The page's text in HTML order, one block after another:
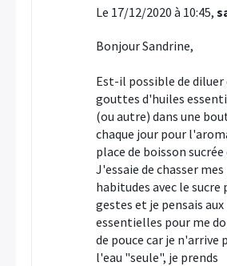
Le 17/12/2020 à 10:45,
Bonjour Sandrine,
Est-il possible de diluer
gouttes d'huiles
(ou autre) dans une
chaque jour pour
place de boisson
J'essaie de chasser
habitudes avec le sucre
gestes et je pensais aux
essentielles pour me
de pouce car je n'arrive
l'eau "seule", je prends